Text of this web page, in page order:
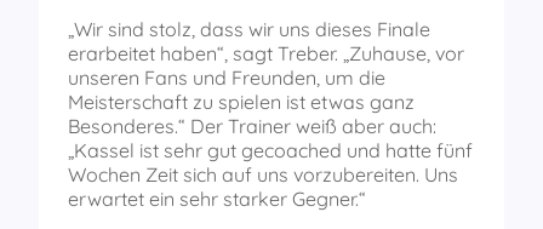
„Wir sind stolz, dass wir uns dieses Finale
erarbeitet haben“, sagt Treber. „Zuhause, vor
unseren Fans und Freunden, um die
Meisterschaft zu spielen ist etwas ganz
Besonderes.“ Der Trainer weiß aber auch:
„Kassel ist sehr gut gecoached und hatte fünf
Wochen Zeit sich auf uns vorzubereiten. Uns
erwartet ein sehr starker Gegner.“